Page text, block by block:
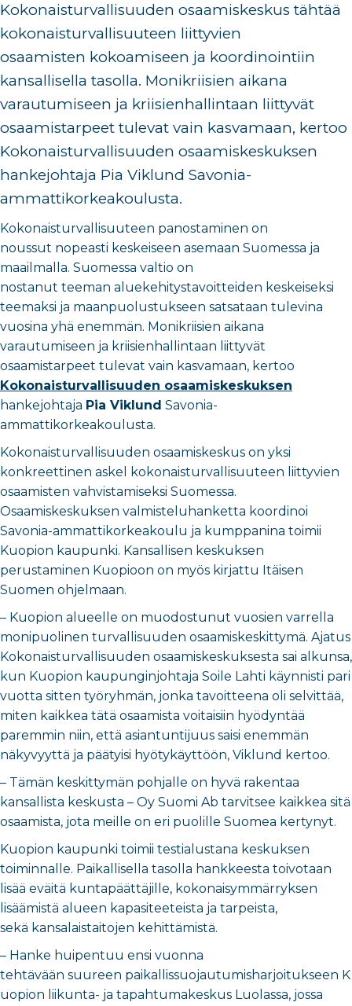
Kokonaisturvallisuuden osaamiskeskus tähtää
kokonaisturvallisuuteen liittyvien
osaamisten kokoamiseen ja koordinointiin
kansallisella tasolla. Monikriisien aikana
varautumiseen ja kriisienhallintaan liittyvät
osaamistarpeet tulevat vain kasvamaan, kertoo
Kokonaisturvallisuuden osaamiskeskuksen
hankejohtaja Pia Viklund Savonia-
ammattikorkeakoulusta.
Kokonaisturvallisuuteen panostaminen on
noussut nopeasti keskeiseen asemaan Suomessa ja
maailmalla. Suomessa valtio on
nostanut teeman aluekehitystavoitteiden keskeiseksi
teemaksi ja maanpuolustukseen satsataan tulevina
vuosina yhä enemmän. Monikriisien aikana
varautumiseen ja kriisienhallintaan liittyvät
osaamistarpeet tulevat vain kasvamaan, kertoo
Kokonaisturvallisuuden osaamiskeskuksen
hankejohtaja Pia Viklund Savonia-
ammattikorkeakoulusta.
Kokonaisturvallisuuden osaamiskeskus on yksi
konkreettinen askel kokonaisturvallisuuteen liittyvien
osaamisten vahvistamiseksi Suomessa.
Osaamiskeskuksen valmisteluhanketta koordinoi
Savonia-ammattikorkeakoulu ja kumppanina toimii
Kuopion kaupunki. Kansallisen keskuksen
perustaminen Kuopioon on myös kirjattu Itäisen
Suomen ohjelmaan.
– Kuopion alueelle on muodostunut vuosien varrella
monipuolinen turvallisuuden osaamiskeskittymä. Ajatus
Kokonaisturvallisuuden osaamiskeskuksesta sai alkunsa,
kun Kuopion kaupunginjohtaja Soile Lahti käynnisti pari
vuotta sitten työryhmän, jonka tavoitteena oli selvittää,
miten kaikkea tätä osaamista voitaisiin hyödyntää
paremmin niin, että asiantuntijuus saisi enemmän
näkyvyyttä ja päätyisi hyötykäyttöön, Viklund kertoo.
– Tämän keskittymän pohjalle on hyvä rakentaa
kansallista keskusta – Oy Suomi Ab tarvitsee kaikkea sitä
osaamista, jota meille on eri puolille Suomea kertynyt.
Kuopion kaupunki toimii testialustana keskuksen
toiminnalle. Paikallisella tasolla hankkeesta toivotaan
lisää eväitä kuntapäättäjille, kokonaisymmärryksen
lisäämistä alueen kapasiteeteista ja tarpeista,
sekä kansalaistaitojen kehittämistä.
– Hanke huipentuu ensi vuonna
tehtävään suureen paikallissuojautumisharjoitukseen K
uopion liikunta- ja tapahtumakeskus Luolassa, jossa